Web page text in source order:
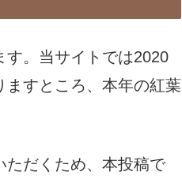
す。当サイトでは2020
すところ、本年の紅葉
ただくため、本投稿で